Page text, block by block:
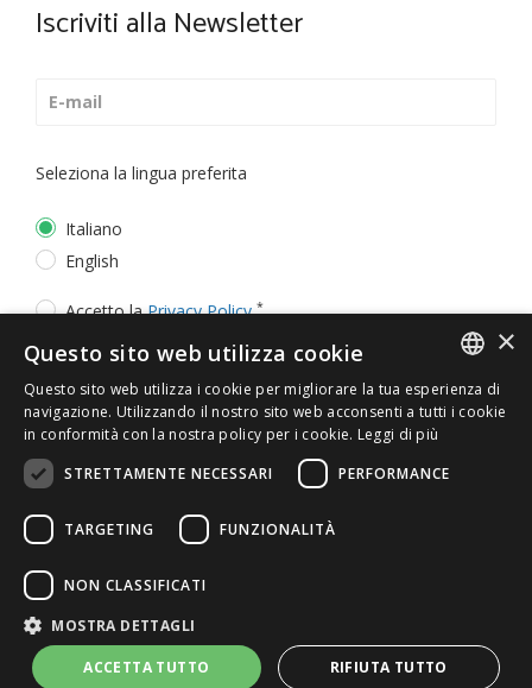
Iscriviti alla Newsletter
Seleziona la lingua preferita
Italiano
English
Accetto laPrivacy Policy *
© 2026 ERGA srl - P.IVA 11173870152 | HALIDON srl -
P.IVA 12885130158 - Licenza SIAE n. 2262/I/1528 -
3020/I/1528 - n. 8064 -
licenza
- by Italia MultimediaWeb Agency
Milano
ITALIAN
×
Questo sito web utilizza cookie
Questo sito web utilizza i cookie per migliorare la tua esperienza di
navigazione. Utilizzando il nostro sito web acconsenti a tutti i cookie
in conformità con la nostra policy per i cookie. Leggi di più
STRETTAMENTE NECESSARI
PERFORMANCE
TARGETING FUNZIONALITÀ
NON CLASSIFICATI
MOSTRA DETTAGLI
ACCETTA TUTTO RIFIUTA TUTTO